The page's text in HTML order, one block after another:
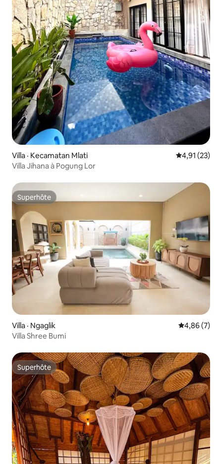
Villa · Kecamatan Mlati Note
4,91 (23)
Villa Jihana à Pogung Lor
Superhôte
Superhôte
Villa · Ngaglik Note
4,86 (7)
Villa Shree Bumi
Superhôte
Superhôte